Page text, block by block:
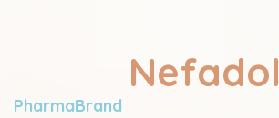
Nefadol
PharmaBrand